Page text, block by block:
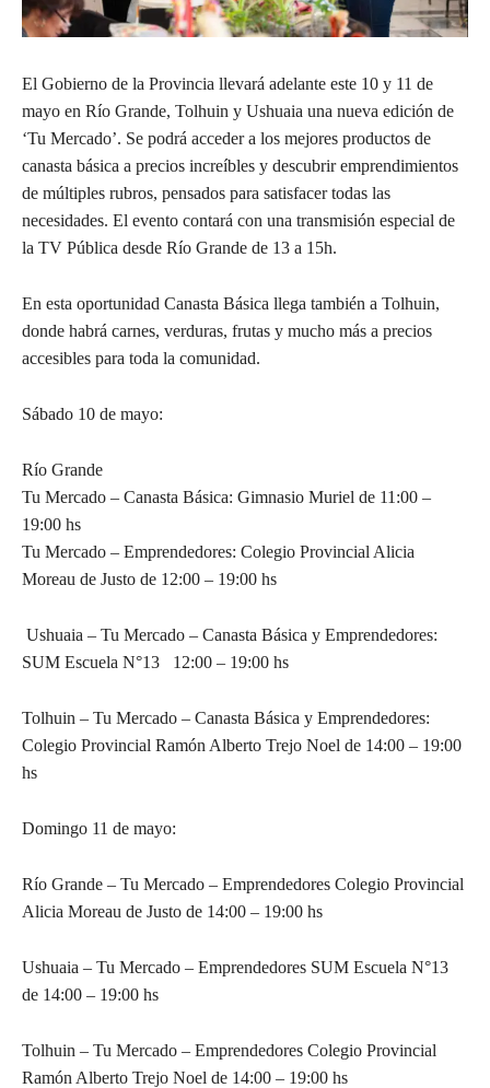
El Gobierno de la Provincia llevará adelante este 10 y 11 de
mayo en Río Grande, Tolhuin y Ushuaia una nueva edición de
‘Tu Mercado’. Se podrá acceder a los mejores productos de
canasta básica a precios increíbles y descubrir emprendimientos
de múltiples rubros, pensados para satisfacer todas las
necesidades. El evento contará con una transmisión especial de
la TV Pública desde Río Grande de 13 a 15h.
En esta oportunidad Canasta Básica llega también a Tolhuin,
donde habrá carnes, verduras, frutas y mucho más a precios
accesibles para toda la comunidad.
Sábado 10 de mayo:
Río Grande
Tu Mercado – Canasta Básica: Gimnasio Muriel de 11:00 –
19:00 hs
Tu Mercado – Emprendedores: Colegio Provincial Alicia
Moreau de Justo de 12:00 – 19:00 hs
Ushuaia – Tu Mercado – Canasta Básica y Emprendedores:
SUM Escuela N°13 12:00 – 19:00 hs
Tolhuin – Tu Mercado – Canasta Básica y Emprendedores:
Colegio Provincial Ramón Alberto Trejo Noel de 14:00 – 19:00
hs
Domingo 11 de mayo:
Río Grande – Tu Mercado – Emprendedores Colegio Provincial
Alicia Moreau de Justo de 14:00 – 19:00 hs
Ushuaia – Tu Mercado – Emprendedores SUM Escuela N°13
de 14:00 – 19:00 hs
Tolhuin – Tu Mercado – Emprendedores Colegio Provincial
Ramón Alberto Trejo Noel de 14:00 – 19:00 hs